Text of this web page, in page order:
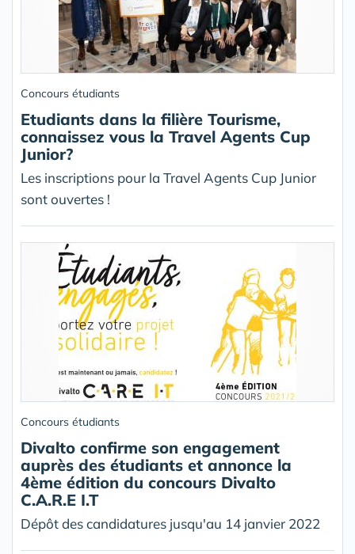
Concours étudiants
Etudiants dans la filière Tourisme,
connaissez vous la Travel Agents Cup
Junior?
Les inscriptions pour la Travel Agents Cup Junior
sont ouvertes !
Concours étudiants
Divalto confirme son engagement
auprès des étudiants et annonce la
4ème édition du concours Divalto
C.A.R.E I.T
Dépôt des candidatures jusqu'au 14 janvier 2022